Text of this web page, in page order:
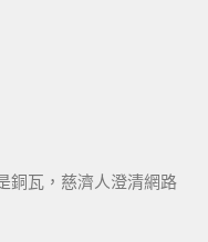
銅瓦，慈濟人澄清網路